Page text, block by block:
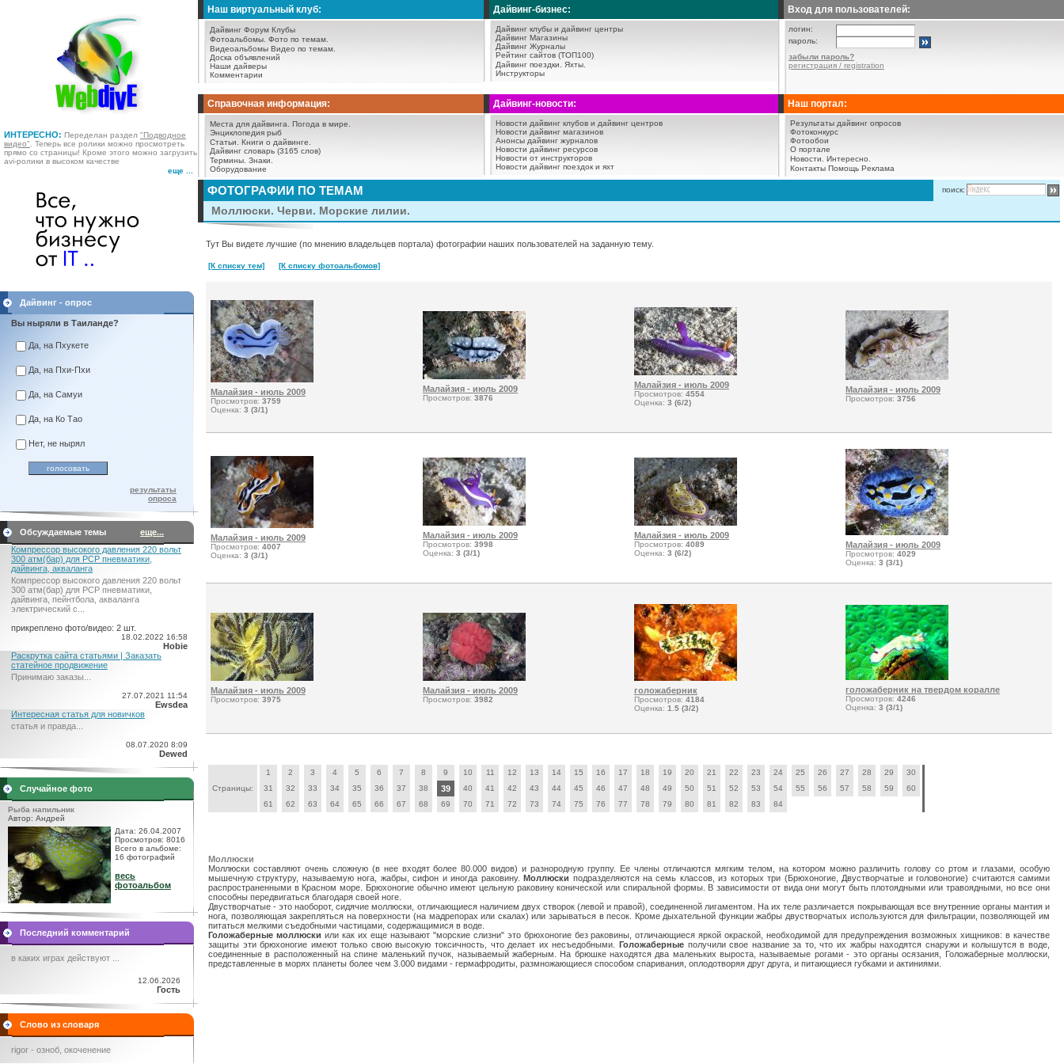
ИНТЕРЕСНО: Переделан раздел "Подводное
видео" . Теперь все ролики можно просмотреть
прямо со страницы! Кроме этого можно загрузить
avi-ролики в высоком качестве
еще ...
Наш виртуальный клуб:
Дайвинг Форум Клубы
Фотоальбомы. Фото по темам.
Видеоальбомы Видео по темам.
Доска объявлений
Наши дайверы
Комментарии
Дайвинг-бизнес:
Дайвинг клубы и дайвинг центры
Дайвинг Магазины
Дайвинг Журналы
Рейтинг сайтов (ТОП100)
Дайвинг поездки.
Яхты.
Инструкторы
Вход для пользователей:
логин:
пароль:
забыли пароль?
регистрация / registration
Справочная информация:
Места для дайвинга.
Погода в мире.
Энциклопедия рыб
Статьи.
Книги о дайвинге.
Дайвинг словарь (3165 слов)
Термины. Знаки.
Оборудование
Дайвинг-новости:
Новости дайвинг клубов и дайвинг центров
Новости дайвинг магазинов
Анонсы дайвинг журналов
Новости дайвинг ресурсов
Новости от инструкторов
Новости дайвинг поездок и яхт
Наш портал:
Результаты дайвинг опросов
Фотоконкурс
Фотообои
О портале
Новости.
Интересно.
Контакты Помощь Реклама
Дайвинг - опрос
Вы ныряли в Таиланде?
Да, на Пхукете
Да, на Пхи-Пхи
Да, на Самуи
Да, на Ко Тао
Нет, не нырял
результаты
опроса
Обсуждаемые темы
еще...
Компрессор высокого давления 220 вольт
300 атм(бар) для PCP пневматики,
дайвинга, акваланга
Компрессор высокого давления 220 вольт
300 атм(бар) для PCP пневматики,
дайвинга, пейнтбола, акваланга
электрический c...
прикреплено фото/видео: 2 шт.
18.02.2022 16:58
Hobie
Раскрутка сайта статьями | Заказать
статейное продвижение
Принимаю заказы...
27.07.2021 11:54
Ewsdea
Интересная статья для новичков
статья и правда...
08.07.2020 8:09
Dewed
Случайное фото
Рыба напильник
Автор: Андрей
Дата: 26.04.2007
Просмотров: 8016
Всего в альбоме:
16 фотографий
весь
фотоальбом
Последний комментарий
в каких играх действуют ...
12.06.2026
Гость
Слово из словаря
rigor - озноб, окоченение
ФОТОГРАФИИ ПО ТЕМАМ поиск:
Моллюски. Черви. Морские лилии.
Тут Вы видете лучшие (по мнению владельцев портала) фотографии наших пользователей на заданную тему.
[К списку тем] [К списку фотоальбомов]
Малайзия - июль 2009
Просмотров: 3759
Оценка: 3 (3/1)
Малайзия - июль 2009
Просмотров: 3876
Малайзия - июль 2009
Просмотров: 4554
Оценка: 3 (6/2)
Малайзия - июль 2009
Просмотров: 3756
Малайзия - июль 2009
Просмотров: 4007
Оценка: 3 (3/1)
Малайзия - июль 2009
Просмотров: 3998
Оценка: 3 (3/1)
Малайзия - июль 2009
Просмотров: 4089
Оценка: 3 (6/2)
Малайзия - июль 2009
Просмотров: 4029
Оценка: 3 (3/1)
Малайзия - июль 2009
Просмотров: 3975
Малайзия - июль 2009
Просмотров: 3982
голожаберник
Просмотров: 4184
Оценка: 1.5 (3/2)
голожаберник на твердом коралле
Просмотров: 4246
Оценка: 3 (3/1)
Страницы:
1 2 3 4 5 6 7 8 9 10 11 12 13 14 15 16 17 18 19 20 21 22 23 24 25 26 27 28 29
30
31
32 33 34 35 36 37 38 39 40 41 42 43 44 45 46 47 48 49 50 51 52 53 54 55 56 57 58 59
60
61
62 63 64 65 66 67 68 69 70 71 72 73 74 75 76 77 78 79 80 81 82 83 84
Моллюски
Моллюски составляют очень сложную (в нее входят более 80.000 видов) и разнородную группу. Ее члены отличаются мягким телом, на котором можно различить голову со ртом и глазами, особую
мышечную структуру, называемую нога, жабры, сифон и иногда раковину.Моллюски подразделяются на семь классов, из которых три (Брюхоногие, Двустворчатые и головоногие) считаются самими
распространенными в Красном море. Брюхоногие обычно имеют цельную раковину конической или спиральной формы. В зависимости от вида они могут быть плотоядными или травоядными, но все они
способны передвигаться благодаря своей ноге.
Двустворчатые - это наоборот, сидячие моллюски, отличающиеся наличием двух створок (левой и правой), соединенной лигаментом. На их теле различается покрывающая все внутренние органы мантия и
нога, позволяющая закрепляться на поверхности (на мадрепорах или скалах) или зарываться в песок. Кроме дыхательной функции жабры двустворчатых используются для фильтрации, позволяющей им
питаться мелкими съедобными частицами, содержащимися в воде.
Голожаберные моллюски или как их еще называют "морские слизни" это брюхоногие без раковины, отличающиеся яркой окраской, необходимой для предупреждения возможных хищников: в качестве
защиты эти брюхоногие имеют только свою высокую токсичность, что делает их несъедобными. Голожаберныеполучили свое название за то, что их жабры находятся снаружи и колышутся в воде,
соединенные в расположенный на спине маленький пучок, называемый жаберным. На брюшке находятся два маленьких выроста, называемые рогами - это органы осязания, Голожаберные моллюски,
представленные в морях планеты более чем 3.000 видами - гермафродиты, размножающиеся способом спаривания, оплодотворяя друг друга, и питающиеся губками и актиниями.